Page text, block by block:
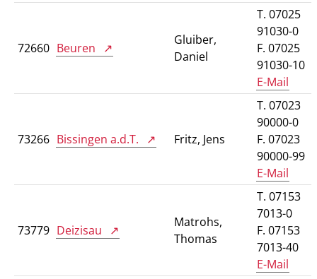
72660 Beuren
Gluiber,
Daniel
T. 07025
91030-0
F. 07025
91030-10
E-Mail
73266 Bissingen a.d.T. Fritz, Jens
T. 07023
90000-0
F. 07023
90000-99
E-Mail
73779 Deizisau
Matrohs,
Thomas
T. 07153
7013-0
F. 07153
7013-40
E-Mail